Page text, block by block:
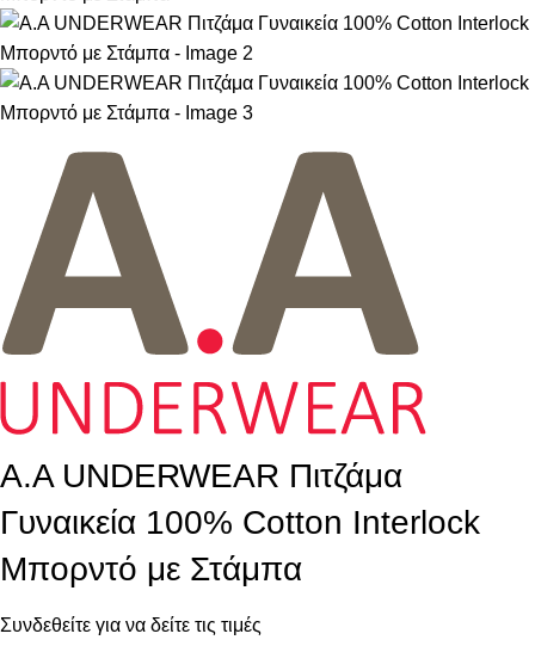
A.A UNDERWEAR Πιτζάμα
Γυναικεία 100% Cotton Ιnterlock
Μπορντό με Στάμπα
Συνδεθείτε για να δείτε τις τιμές